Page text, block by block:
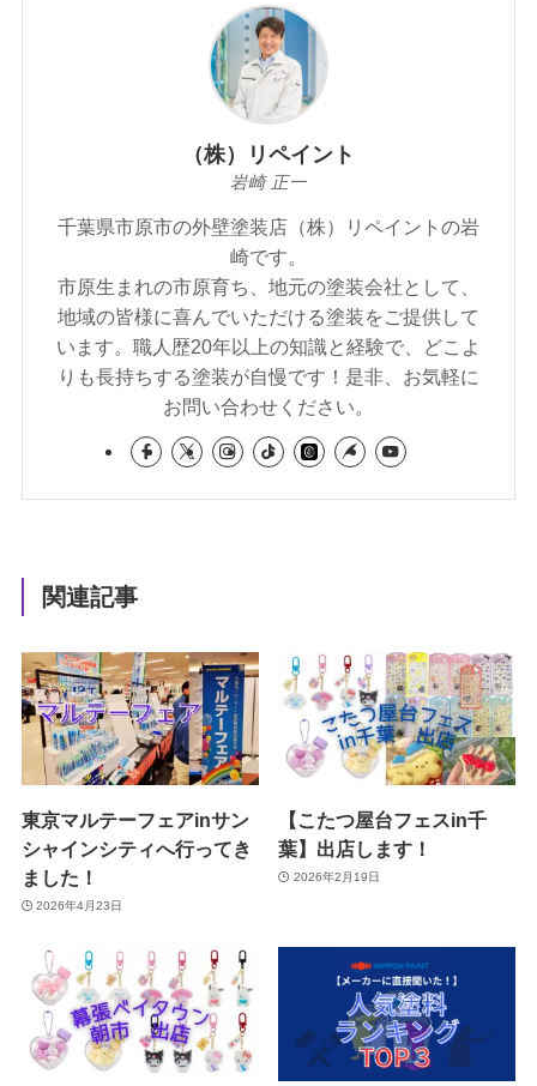
（株）リペイント
岩崎 正一
千葉県市原市の外壁塗装店（株）リペイントの岩
崎です。
市原生まれの市原育ち、地元の塗装会社として、
地域の皆様に喜んでいただける塗装をご提供して
います。職人歴20年以上の知識と経験で、どこよ
りも長持ちする塗装が自慢です！是非、お気軽に
お問い合わせください。
関連記事
東京マルテーフェアinサン
シャインシティへ行ってき
ました！
2026年4月23日
【こたつ屋台フェスin千
葉】出店します！
2026年2月19日